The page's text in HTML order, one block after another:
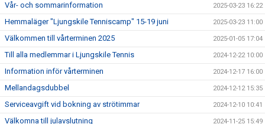
Vår- och sommarinformation 2025-03-23 16:22
Hemmaläger "Ljungskile Tenniscamp" 15-19 juni 2025-03-23 11:00
Välkommen till vårterminen 2025 2025-01-05 17:04
Till alla medlemmar i Ljungskile Tennis 2024-12-22 10:00
Information inför vårterminen 2024-12-17 16:00
Mellandagsdubbel 2024-12-12 15:35
Serviceavgift vid bokning av strötimmar 2024-12-10 10:41
Välkomna till julavslutning 2024-11-25 15:49